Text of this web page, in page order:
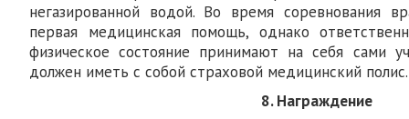
негазированной водой. Во время соревнования
первая медицинская помощь, однако
физическое состояние принимают на себя сами
должен иметь с собой страховой медицинский полис.
8. Награждение